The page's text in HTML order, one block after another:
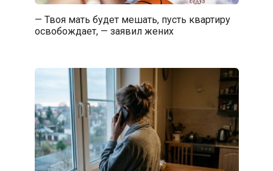
— Твоя мать будет мешать, пусть квартиру
освобождает, — заявил жених